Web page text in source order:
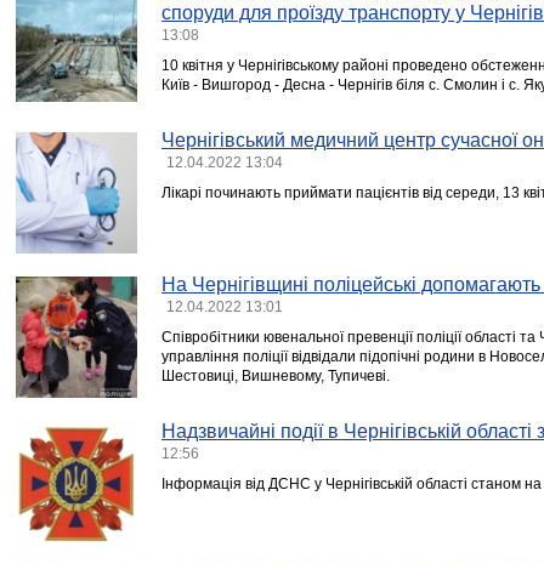
споруди для проїзду транспорту у
13:08
10 квітня у Чернігівському районі проведено
Київ - Вишгород - Десна - Чернігів біля с. Смолин і с.
Чернігівський медичний центр сучасної
12.04.2022 13:04
Лікарі починають приймати пацієнтів від середи, 13
На Чернігівщині поліцейські
12.04.2022 13:01
Співробітники ювенальної превенції поліції області та
управління поліції відвідали підопічні родини в
Шестовиці, Вишневому, Тупичеві.
Надзвичайні події в Чернігівській
12:56
Інформація від ДСНС у Чернігівській області станом